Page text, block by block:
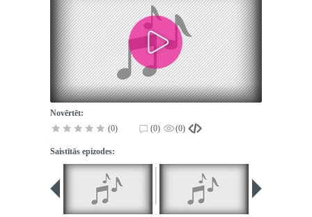
Novērtēt:
(0)
(0) (0)
Saistītās epizodes: